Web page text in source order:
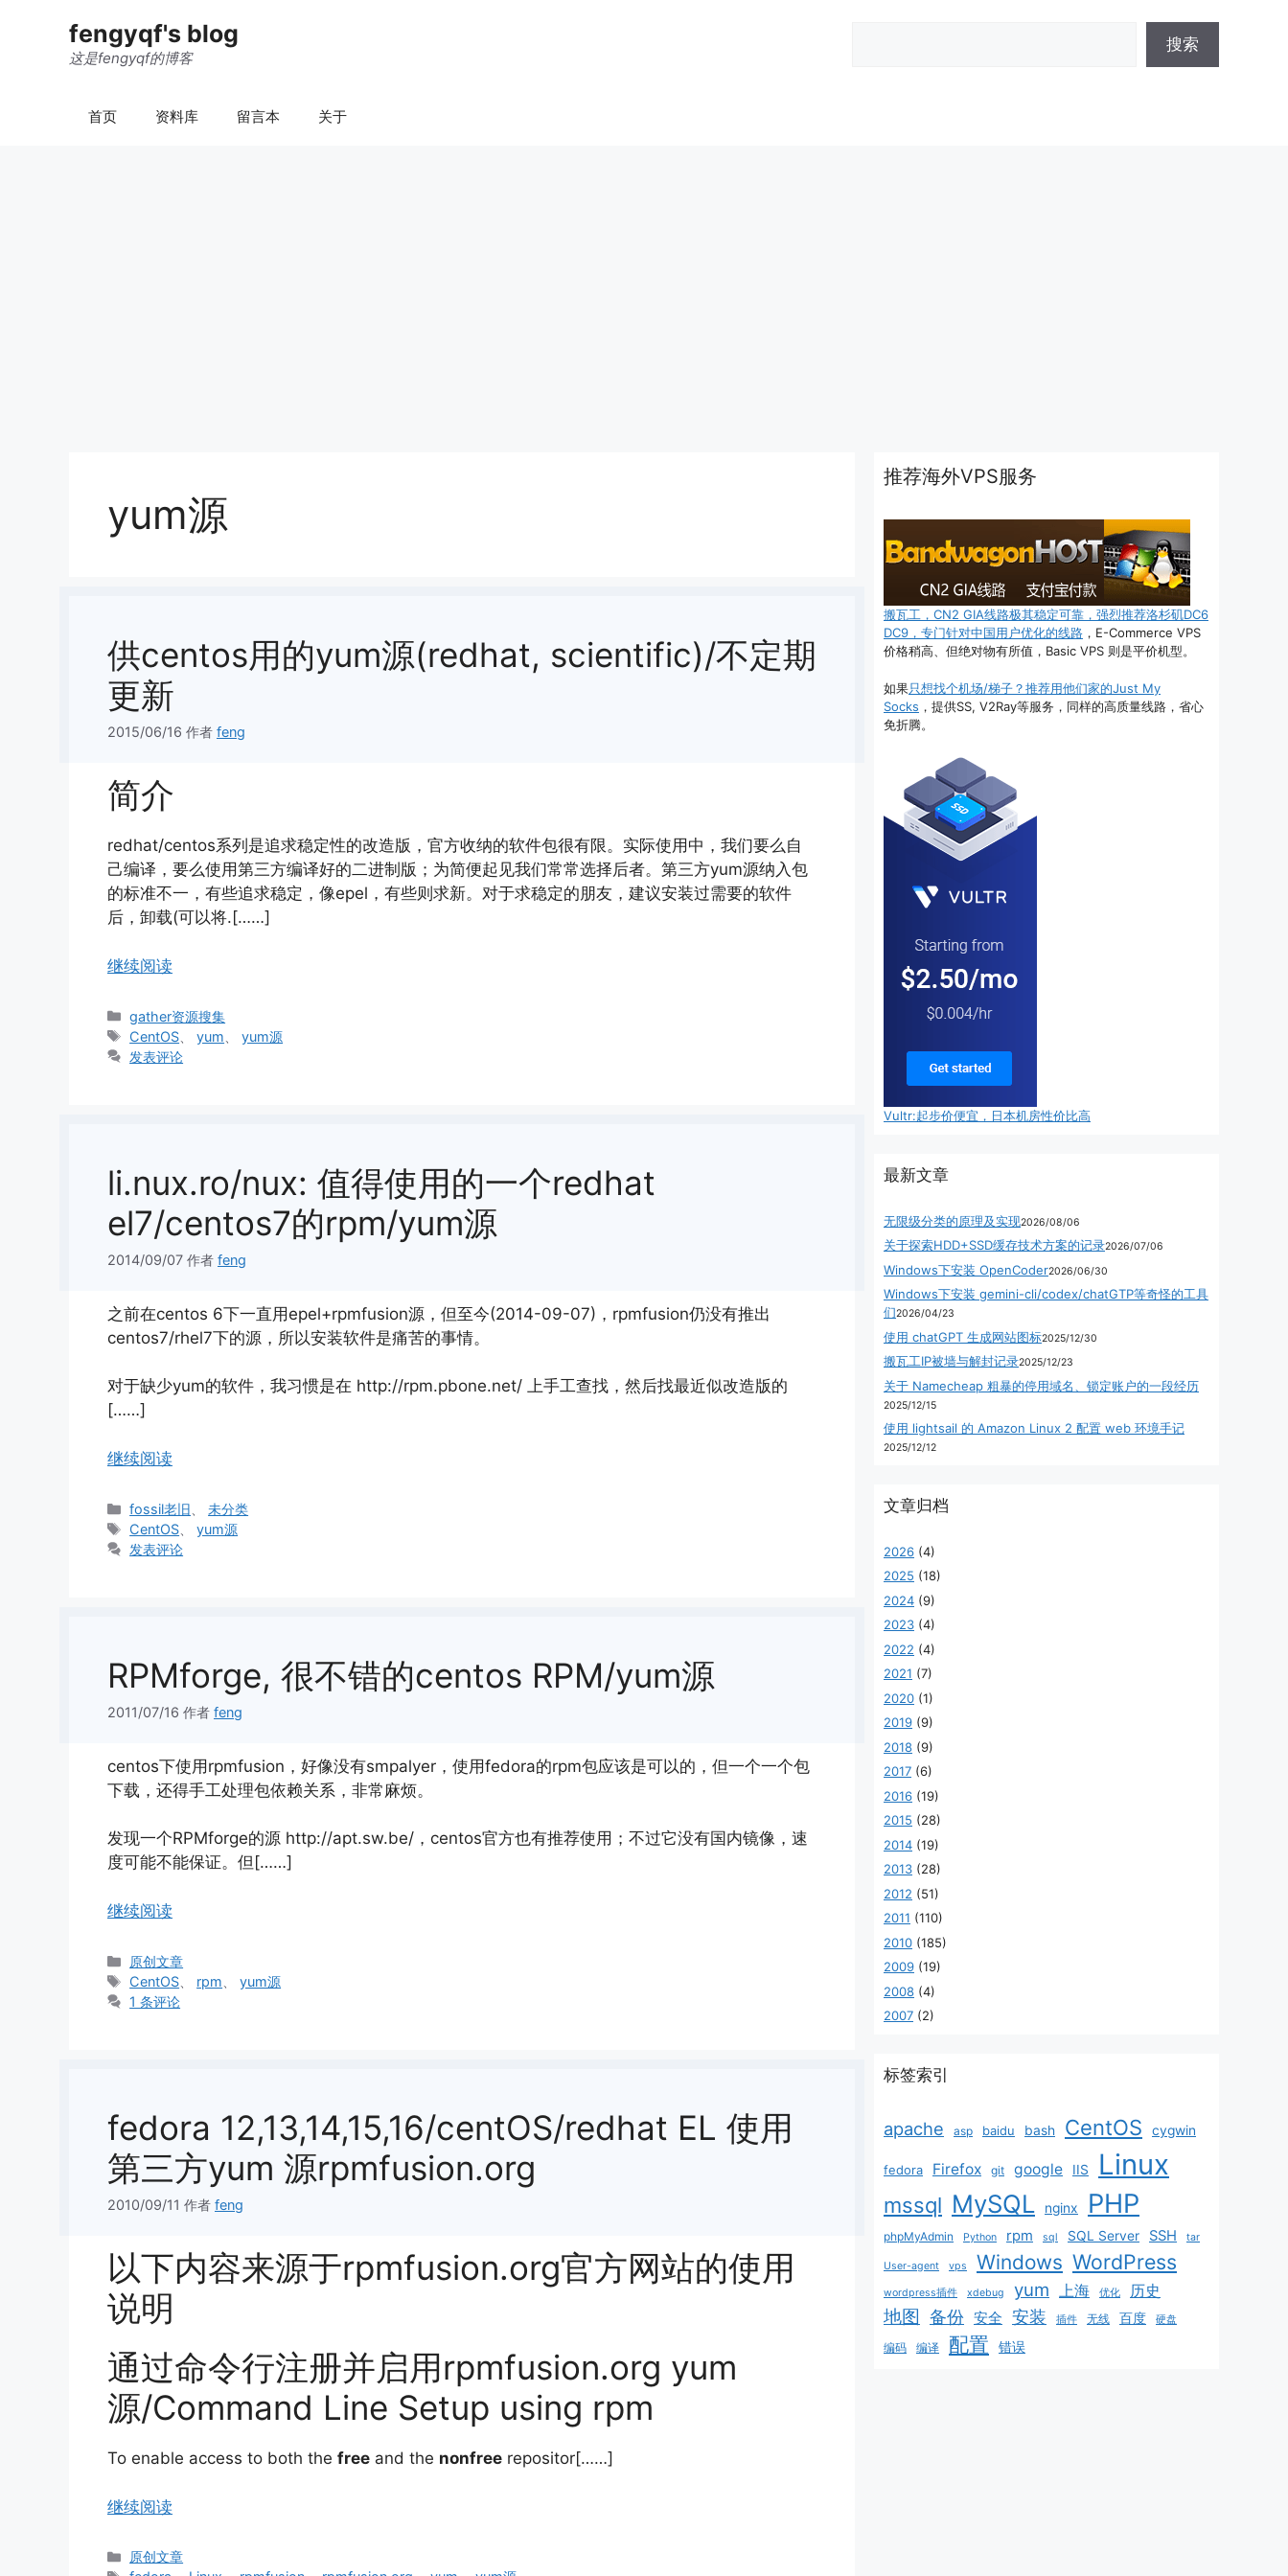
fengyqf's blog
这是fengyqf的博客
搜索
首页 资料库 留言本 关于
yum源
供centos用的yum源(redhat, scientific)/不定期
更新
2015/06/16 作者 feng
简介
redhat/centos系列是追求稳定性的改造版，官方收纳的软件包很有限。实际使用中，我们要么自
己编译，要么使用第三方编译好的二进制版；为简便起见我们常常选择后者。第三方yum源纳入包
的标准不一，有些追求稳定，像epel，有些则求新。对于求稳定的朋友，建议安装过需要的软件
后，卸载(可以将.[……]
继续阅读
分
类
gather资源搜集
标
签
CentOS 、yum 、yum源
发表评论
li.nux.ro/nux: 值得使用的一个redhat
el7/centos7的rpm/yum源
2014/09/07 作者 feng
之前在centos 6下一直用epel+rpmfusion源，但至今(2014-09-07)，rpmfusion仍没有推出
centos7/rhel7下的源，所以安装软件是痛苦的事情。
对于缺少yum的软件，我习惯是在 http://rpm.pbone.net/ 上手工查找，然后找最近似改造版的
[……]
继续阅读
分
类
fossil老旧 、未分类
标
签
CentOS 、yum源
发表评论
RPMforge, 很不错的centos RPM/yum源
2011/07/16 作者 feng
centos下使用rpmfusion，好像没有smpalyer，使用fedora的rpm包应该是可以的，但一个一个包
下载，还得手工处理包依赖关系，非常麻烦。
发现一个RPMforge的源 http://apt.sw.be/，centos官方也有推荐使用；不过它没有国内镜像，速
度可能不能保证。但[……]
继续阅读
分
类
原创文章
标
签
CentOS rpm 、yum源
1 条评论
fedora 12,13,14,15,16/centOS/redhat EL 使用
第三方yum 源rpmfusion.org
2010/09/11 作者 feng
以下内容来源于rpmfusion.org官方网站的使用
说明
通过命令行注册并启用rpmfusion.org yum
源/Command Line Setup using rpm
To enable access to both the free and the nonfree repositor[……]
继续阅读
分
原创文章
推荐海外VPS服务
搬瓦工，CN2 GIA线路极其稳定可靠，强烈推荐洛杉矶DC6
DC9，专门针对中国用户优化的线路 ，E-Commerce VPS
价格稍高、但绝对物有所值，Basic VPS 则是平价机型。
如果只想找个机场/梯子？推荐用他们家的Just My
Socks ，提供SS, V2Ray等服务，同样的高质量线路，省心
免折腾。
Vultr:起步价便宜，日本机房性价比高
最新文章
无限级分类的原理及实现2026/08/06
关于探索HDD+SSD缓存技术方案的记录2026/07/06
Windows下安装 OpenCoder2026/06/30
Windows下安装 gemini-cli/codex/chatGTP等奇怪的工具
们2026/04/23
使用 chatGPT 生成网站图标2025/12/30
搬瓦工IP被墙与解封记录2025/12/23
关于 Namecheap 粗暴的停用域名、锁定账户的一段经历
2025/12/15
使用 lightsail 的 Amazon Linux 2 配置 web 环境手记
2025/12/12
文章归档
2026 (4)
2025 (18)
2024 (9)
2023 (4)
2022 (4)
2021 (7)
2020 (1)
2019 (9)
2018 (9)
2017 (6)
2016 (19)
2015 (28)
2014 (19)
2013 (28)
2012 (51)
2011 (110)
2010 (185)
2009 (19)
2008 (4)
2007 (2)
标签索引
apache asp baidu bash CentOS cygwin
fedora Firefox git google IIS Linux
mssql MySQL nginx PHP
phpMyAdmin Python rpm sql SQL Server SSH tar
User-agent vps Windows WordPress
wordpress插件 xdebug yum 上海 优化 历史
地图 备份 安全 安装 插件 无线 百度 硬盘
编码 编译 配置 错误